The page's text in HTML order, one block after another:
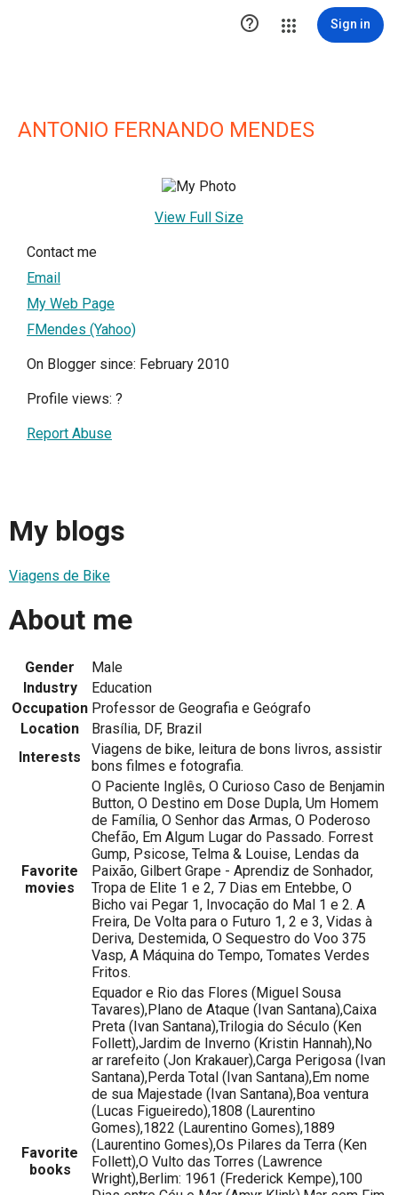
 Sign in
ANTONIO FERNANDO MENDES
View Full Size
Contact me
Email
My Web Page
FMendes (Yahoo)
On Blogger since: February 2010
Profile views: ?
Report Abuse
My blogs
Viagens de Bike
About me
Gender
Male
Industry
Education
Occupation Professor de Geografia e Geógrafo
Location
Brasília, DF, Brazil
Interests
Viagens de bike, leitura de bons livros, assistir
bons filmes e fotografia.
Favorite
movies
O Paciente Inglês, O Curioso Caso de Benjamin
Button, O Destino em Dose Dupla, Um Homem
de Família, O Senhor das Armas, O Poderoso
Chefão, Em Algum Lugar do Passado. Forrest
Gump, Psicose, Telma & Louise, Lendas da
Paixão, Gilbert Grape - Aprendiz de Sonhador,
Tropa de Elite 1 e 2, 7 Dias em Entebbe, O
Bicho vai Pegar 1, Invocação do Mal 1 e 2. A
Freira, De Volta para o Futuro 1, 2 e 3, Vidas à
Deriva, Destemida, O Sequestro do Voo 375
Vasp, A Máquina do Tempo, Tomates Verdes
Fritos.
Favorite
books
Equador e Rio das Flores (Miguel Sousa
Tavares),Plano de Ataque (Ivan Santana),Caixa
Preta (Ivan Santana),Trilogia do Século (Ken
Follett),Jardim de Inverno (Kristin Hannah),No
ar rarefeito (Jon Krakauer),Carga Perigosa (Ivan
Santana),Perda Total (Ivan Santana),Em nome
de sua Majestade (Ivan Santana),Boa ventura
(Lucas Figueiredo),1808 (Laurentino
Gomes),1822 (Laurentino Gomes),1889
(Laurentino Gomes),Os Pilares da Terra (Ken
Follett),O Vulto das Torres (Lawrence
Wright),Berlim: 1961 (Frederick Kempe),100